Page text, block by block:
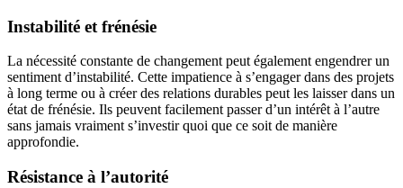
Instabilité et frénésie
La nécessité constante de changement peut également engendrer un
sentiment d’instabilité. Cette impatience à s’engager dans des projets
à long terme ou à créer des relations durables peut les laisser dans un
état de frénésie. Ils peuvent facilement passer d’un intérêt à l’autre
sans jamais vraiment s’investir quoi que ce soit de manière
approfondie.
Résistance à l’autorité